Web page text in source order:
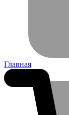
Главная